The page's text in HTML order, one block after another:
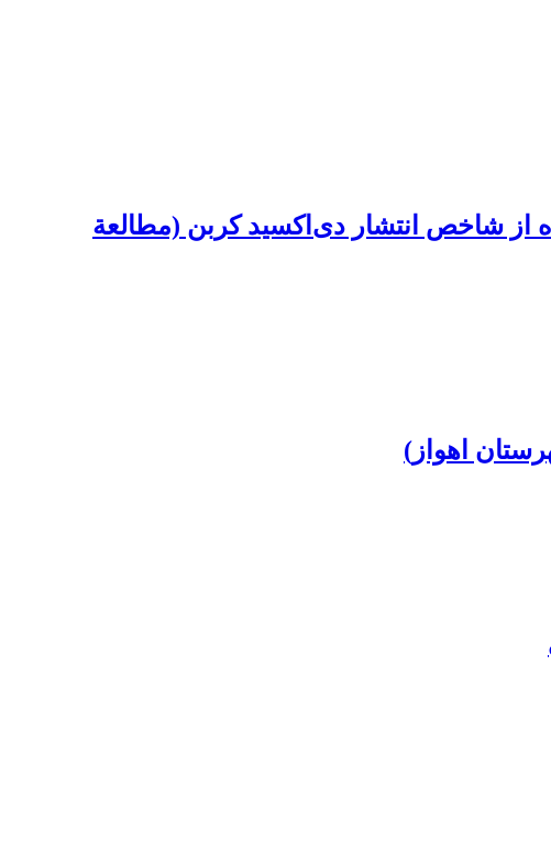
از شاخص انتشار دی‌اکسید کربن (مطالعة
اهواز)